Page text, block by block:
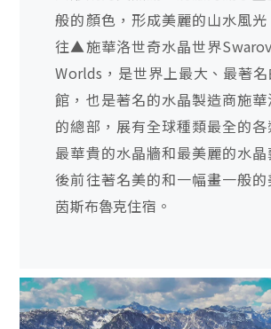
般的顏色，形成美麗的山水風
往▲施華洛世奇水晶世界
Worlds，是世界上最大、最著
館，也是著名的水晶製造商施
的總部，展有全球種類最全的各
最華貴的水晶牆和最美麗的水
後前往著名美的和一幅畫一般
茵斯布魯克住宿。